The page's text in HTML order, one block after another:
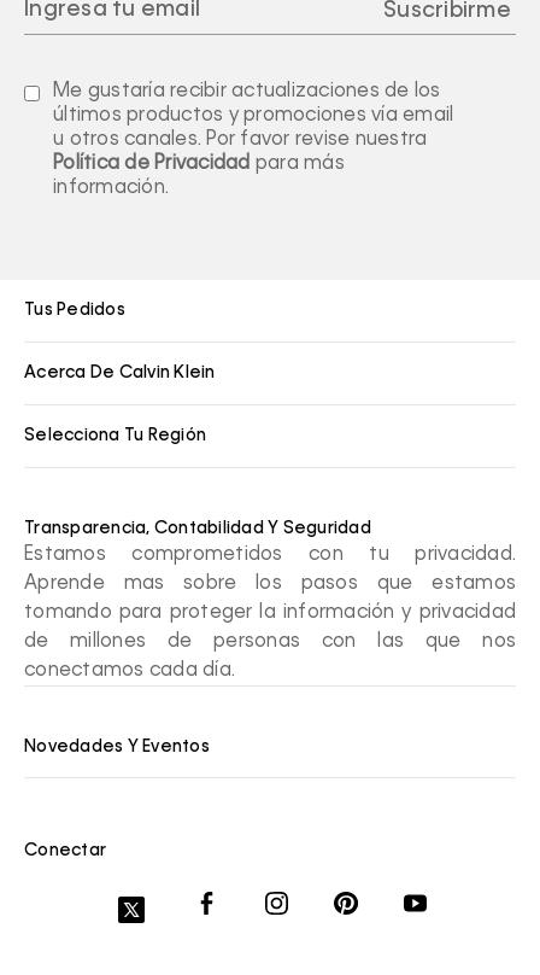
Me gustaría recibir actualizaciones de los
últimos productos y promociones vía email
u otros canales. Por favor revise nuestra
Política de Privacidad para más
información.
Tus Pedidos
Acerca De Calvin Klein
Selecciona Tu Región
Transparencia, Contabilidad Y Seguridad
Estamos comprometidos con tu privacidad.
Aprende mas sobre los pasos que estamos
tomando para proteger la información y privacidad
de millones de personas con las que nos
conectamos cada día.
Novedades Y Eventos
Conectar